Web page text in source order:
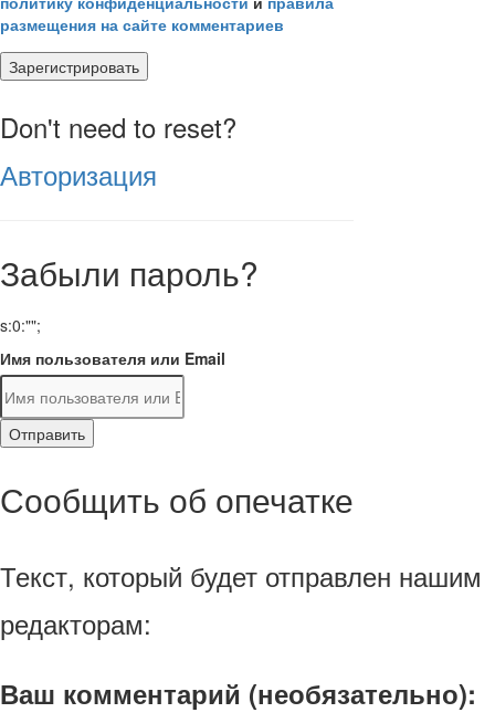
размещения на сайте комментариев
Зарегистрировать
Don't need to reset?
Авторизация
Забыли пароль?
s:0:"";
Имя пользователя или Email
Отправить
Сообщить об опечатке
Текст, который будет отправлен нашим
редакторам:
Ваш комментарий (необязательно):